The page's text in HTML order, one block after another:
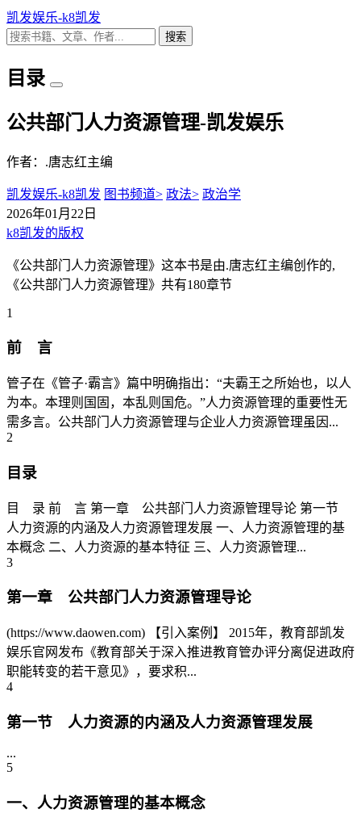
凯发娱乐-k8凯发
搜索
目录
公共部门人力资源管理-凯发娱乐
作者：.唐志红主编
凯发娱乐-k8凯发 图书频道> 政法> 政治学
2026年01月22日
k8凯发的版权
《公共部门人力资源管理》这本书是由.唐志红主编创作的,
《公共部门人力资源管理》共有180章节
1
前 言
管子在《管子·霸言》篇中明确指出：“夫霸王之所始也，以人
为本。本理则国固，本乱则国危。”人力资源管理的重要性无
需多言。公共部门人力资源管理与企业人力资源管理虽因...
2
目录
目 录 前 言 第一章 公共部门人力资源管理导论 第一节
人力资源的内涵及人力资源管理发展 一、人力资源管理的基
本概念 二、人力资源的基本特征 三、人力资源管理...
3
第一章 公共部门人力资源管理导论
(https://www.daowen.com) 【引入案例】 2015年，教育部凯发
娱乐官网发布《教育部关于深入推进教育管办评分离促进政府
职能转变的若干意见》，要求积...
4
第一节 人力资源的内涵及人力资源管理发展
...
5
一、人力资源管理的基本概念